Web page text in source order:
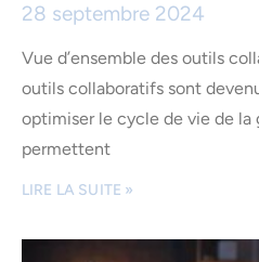
28 septembre 2024
Vue d’ensemble des outils
outils collaboratifs sont
optimiser le cycle de vie de la
permettent
LIRE LA SUITE »